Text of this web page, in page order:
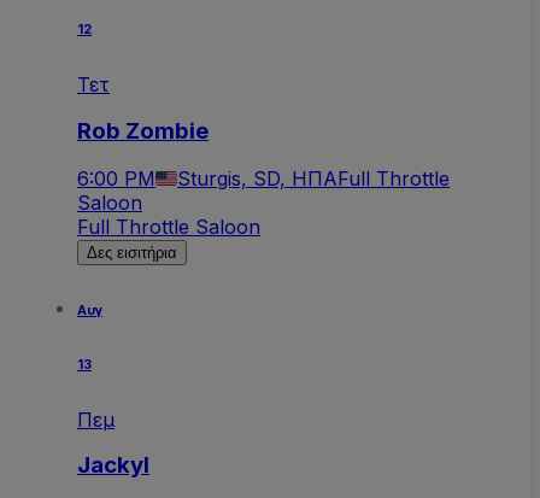
12
Τετ
Rob Zombie
6:00 PM Sturgis, SD, ΗΠΑFull Throttle
Saloon
Full Throttle Saloon
Δες εισιτήρια
Αυγ
13
Πεμ
Jackyl